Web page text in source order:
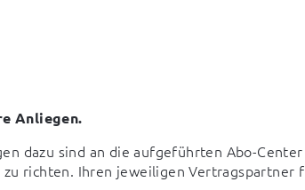
Anliegen.
dazu sind an die aufgeführten Abo-Center
richten. Ihren jeweiligen Vertragspartner